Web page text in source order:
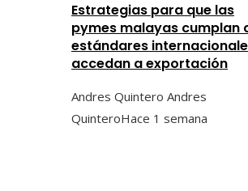
Estrategias para que las
pymes malayas cumplan
estándares
accedan a exportación
Andres Quintero Andres
QuinteroHace 1 semana